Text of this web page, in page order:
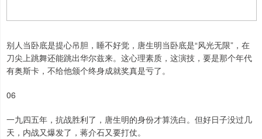
别人当卧底是提心吊胆，睡不好觉，唐生明当卧底是“风光无限”，在
刀尖上跳舞还能跳出华尔兹来。这心理素质，这演技，要是那个年代
有奥斯卡，不给他颁个终身成就奖真是亏了。
06
一九四五年，抗战胜利了，唐生明的身份才算洗白。但好日子没过几
天，内战又爆发了，蒋介石又要打仗。